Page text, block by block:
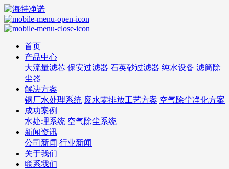
首页
产品中心
大流量滤芯 保安过滤器 石英砂过滤器 纯水设备 滤筒除
尘器
解决方案
钢厂水处理系统 废水零排放工艺方案 空气除尘净化方案
成功案例
水处理系统 空气除尘系统
新闻资讯
公司新闻 行业新闻
关于我们
联系我们